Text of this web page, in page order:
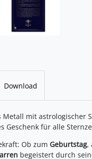
Download
mit astrologischer
Geschenk für alle
Ob zum Geburtstag,
begeistert durch